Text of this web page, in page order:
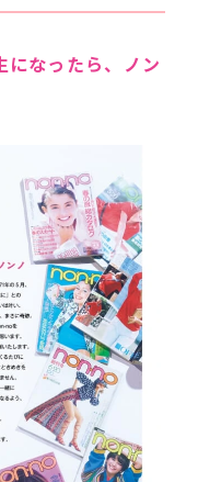
になったら、ノン